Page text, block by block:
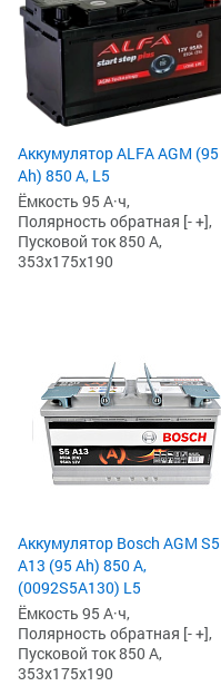
Аккумулятор ALFA AGM (95
Ah) 850 А, L5
Ёмкость 95 А·ч,
Полярность обратная [- +],
Пусковой ток 850 А,
353x175x190
Аккумулятор Bosch AGM S5
А13 (95 Ah) 850 А,
(0092S5A130) L5
Ёмкость 95 А·ч,
Полярность обратная [- +],
Пусковой ток 850 А,
353x175x190